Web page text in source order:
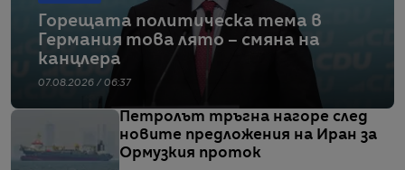
Горещата политическа тема в
Германия това лято – смяна на
канцлера
07.08.2026 / 06:37
Петролът тръгна нагоре след
новите предложения на Иран за
Ормузкия проток